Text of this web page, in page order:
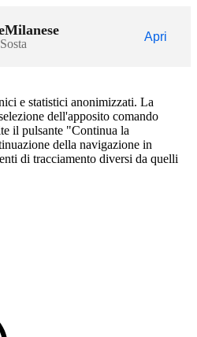
Apri
e statistici anonimizzati. La
dell'apposito comando
il pulsante "Continua la
della navigazione in
di tracciamento diversi da quelli